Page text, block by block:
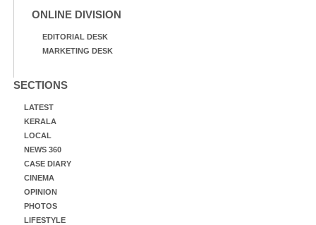
ONLINE DIVISION
EDITORIAL DESK
MARKETING DESK
SECTIONS
LATEST
KERALA
LOCAL
NEWS 360
CASE DIARY
CINEMA
OPINION
PHOTOS
LIFESTYLE